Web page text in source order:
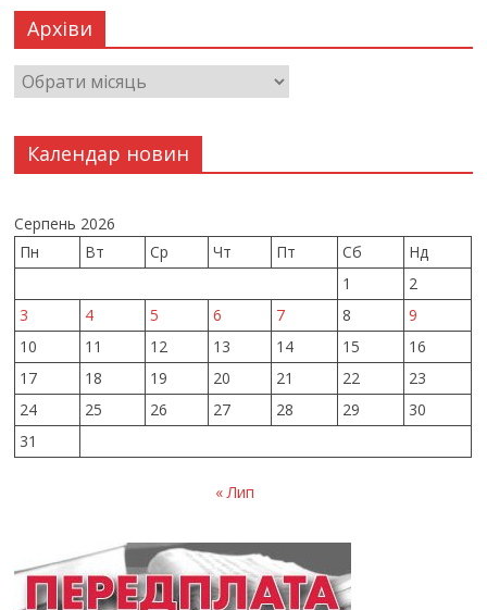
Архіви
Календар новин
Серпень 2026
Пн
Вт Ср Чт Пт Сб
Нд
1
2
3
4 5 6 7 8
9
10
11 12 13 14 15
16
17
18 19 20 21 22
23
24
25 26 27 28 29
30
31
« Лип